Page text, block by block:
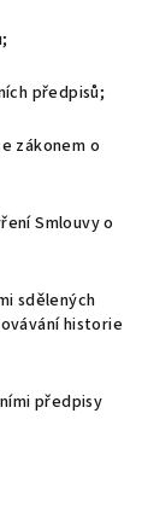
předpisů;
zákonem o
Smlouvy o
sdělených
historie
předpisy